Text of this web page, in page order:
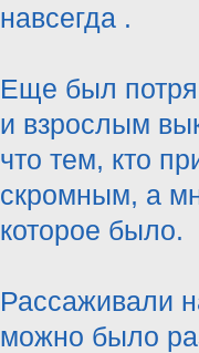
навсегда .
Еще был
и взрослым
что тем, кто
скромным, а
которое было.
Рассаживали
можно было